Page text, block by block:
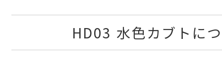
HD03 水色カブトに